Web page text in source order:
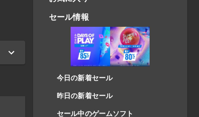
セール情報
今日の新着セール
昨日の新着セール
セール中のゲームソフト